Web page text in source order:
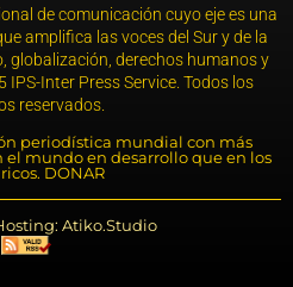
de comunicación cuyo eje es una
amplifica las voces del Sur y de la
globalización, derechos humanos y
Inter Press Service. Todos los
reservados.
periodística mundial con más
el mundo en desarrollo que en los
DONAR
Atiko.Studio